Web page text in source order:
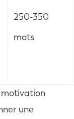
250-350
mots
une